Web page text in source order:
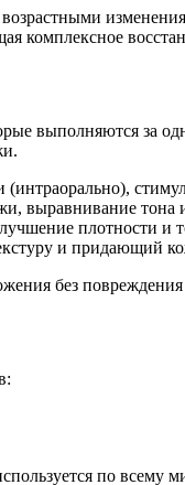
комплексное
выполняются за
выравнивание
плотности и
и придающий
без
по всему